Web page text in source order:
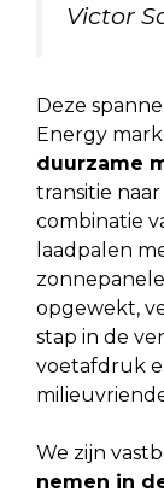
Victor
Deze
Energy
duurzame
transitie
combinatie
laadpalen
opgewekt,
stap in de
voetafdruk
We zijn
nemen in